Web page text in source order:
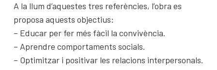
A la llum d’aquestes tres referències, l’obra es
proposa aquests objectius:
– Educar per fer més fàcil la convivència.
– Aprendre comportaments socials.
– Optimitzar i positivar les relacions interpersonals.